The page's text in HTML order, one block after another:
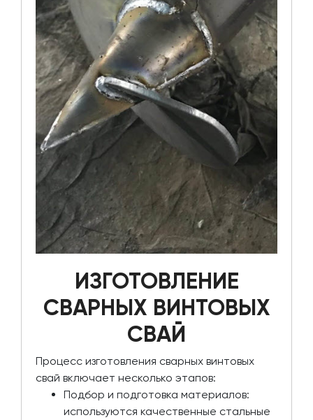
ИЗГОТОВЛЕНИЕ
СВАРНЫХ ВИНТОВЫХ
СВАЙ
Процесс изготовления сварных винтовых
свай включает несколько этапов:
Подбор и подготовка материалов:
используются качественные стальные